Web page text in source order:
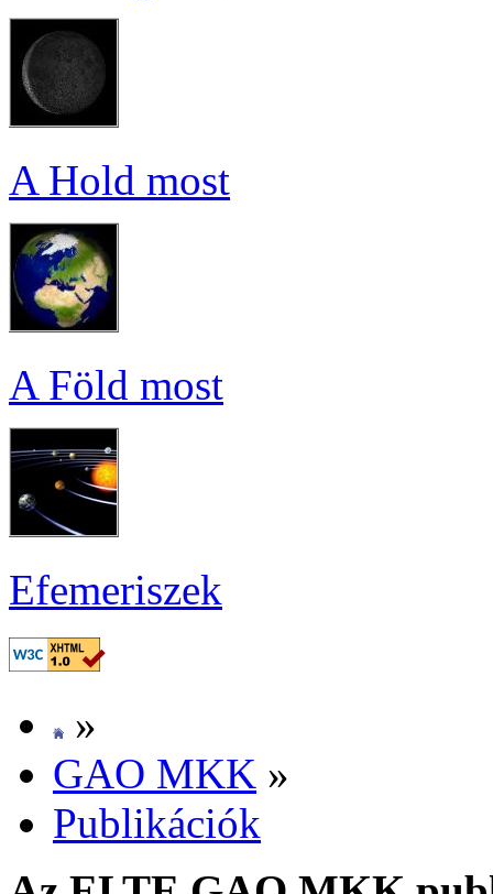
A Hold most
A Föld most
Efe­me­ri­szek
»
GAO MKK »
Pub­li­ká­ci­ók